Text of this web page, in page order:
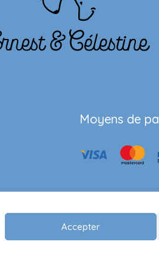
Accepter
Moyens de